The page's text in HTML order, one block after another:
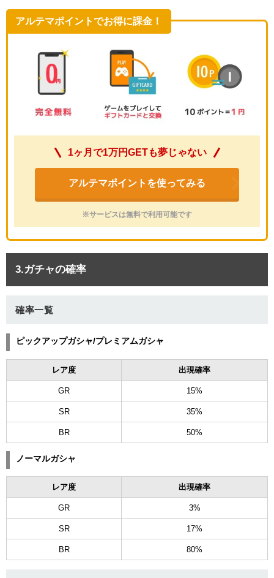
アルテマポイントでお得に課金！
1ヶ月で1万円GETも夢じゃない
アルテマポイントを使ってみる
※サービスは無料で利用可能です
3.ガチャの確率
確率一覧
ピックアップガシャ/プレミアムガシャ
レア度 出現確率
GR 15%
SR 35%
BR 50%
ノーマルガシャ
レア度 出現確率
GR 3%
SR 17%
BR 80%